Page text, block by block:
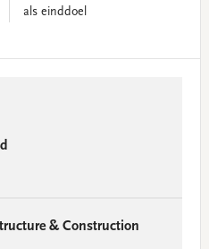
als einddoel
& Construction